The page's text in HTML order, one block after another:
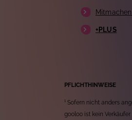
+PLUS
PFLICHTHINWEISE
¹ Sofern nicht anders
gooloo ist kein